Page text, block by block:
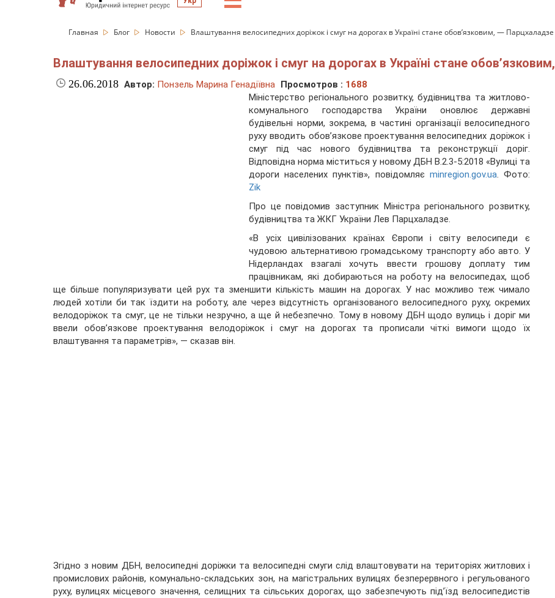
Главная Блог Новости Влаштування велосипедних доріжок і смуг на дорогах в Україні стане обов’язковим, — Парцхаладзе
Влаштування велосипедних доріжок і смуг на дорогах в Україні стане
26.06.2018 Автор: Понзель Марина Генадіївна Просмотров : 1688
Міністерство регіонального розвитку, будівництва та житлово-
комунального господарства України оновлює державні
будівельні норми, зокрема, в частині організації велосипедного
руху вводить обов’язкове проектування велосипедних доріжок і
смуг під час нового будівництва та реконструкції доріг.
Відповідна норма міститься у новому ДБН В.2.3-5:2018 «Вулиці та
дороги населених пунктів», повідомляє minregion.gov.ua. Фото:
Zik
Про це повідомив заступник Міністра регіонального розвитку,
будівництва та ЖКГ України Лев Парцхаладзе.
«В усіх цивілізованих країнах Європи і світу велосипеди є
чудовою альтернативою громадському транспорту або авто. У
Нідерландах взагалі хочуть ввести грошову доплату тим
працівникам, які добираються на роботу на велосипедах, щоб
ще більше популяризувати цей рух та зменшити кількість машин на дорогах. У нас можливо теж чимало
людей хотіли би так їздити на роботу, але через відсутність організованого велосипедного руху, окремих
велодоріжок та смуг, це не тільки незручно, а ще й небезпечно. Тому в новому ДБН щодо вулиць і доріг ми
ввели обов’язкове проектування велодоріжок і смуг на дорогах та прописали чіткі вимоги щодо їх
влаштування та параметрів», — сказав він.
Згідно з новим ДБН, велосипедні доріжки та велосипедні смуги слід влаштовувати на територіях житлових і
промислових районів, комунально-складських зон, на магістральних вулицях безперервного і регульованого
руху, вулицях місцевого значення, селищних та сільських дорогах, що забезпечують під’їзд велосипедистів